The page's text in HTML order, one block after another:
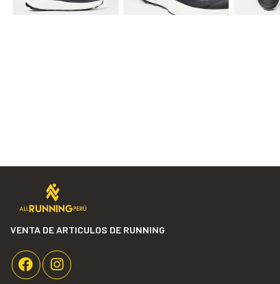
VENTA DE ARTICULOS DE RUNNING